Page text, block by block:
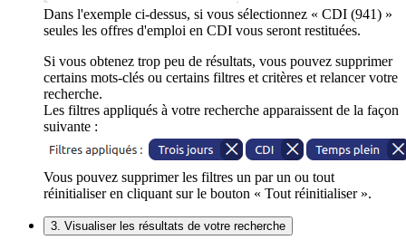
Dans l'exemple ci-dessus, si vous sélectionnez « CDI (941) »
seules les offres d'emploi en CDI vous seront restituées.
Si vous obtenez trop peu de résultats, vous pouvez supprimer
certains mots-clés ou certains filtres et critères et relancer votre
recherche.
Les filtres appliqués à votre recherche apparaissent de la façon
suivante :
Vous pouvez supprimer les filtres un par un ou tout
réinitialiser en cliquant sur le bouton « Tout réinitialiser ».
3. Visualiser les résultats de votre recherche